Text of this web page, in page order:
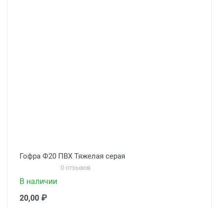
Гофра Ф20 ПВХ Тяжелая серая
0 отзывов
В наличии
20,00 ₽